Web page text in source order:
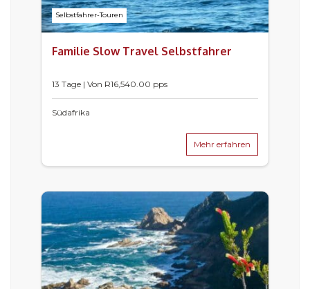
Selbstfahrer-Touren
Familie Slow Travel Selbstfahrer
13 Tage | Von R16,540.00 pps
Südafrika
Mehr erfahren